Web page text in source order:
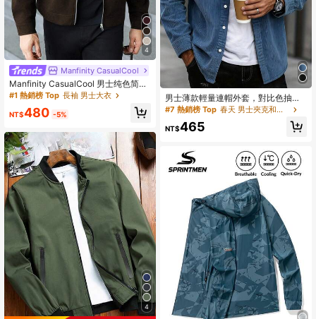
4
Manfinity CasualCool
Manfinity CasualCool 男士纯色简约
休闲长袖外套 男士拉链衬衫短款夹克
男士摩卡色飞行员夹克 棕色开衫 男士
棕色夹克
#1 熱銷榜 Top 長袖 男士大衣
NT$480 -5%
4
男士薄款輕量連帽外套，對比色抽繩
設計，休閒時尚學院風，寬鬆版型，
適合日常穿著、通勤與外出，春季新
品
#7 熱銷榜 Top 春天 男士夾克和外套
NT$465